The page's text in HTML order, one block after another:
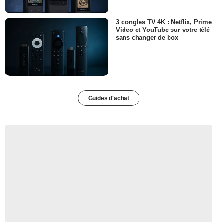
3 dongles TV 4K : Netflix, Prime
Video et YouTube sur votre télé
sans changer de box
Guides d'achat